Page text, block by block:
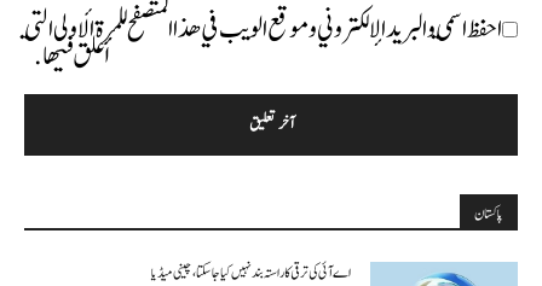
احفظ اسمي والبريد الإلكتروني وموقع الويب في هذا المتصفح للمرة الأولى التي
أعلق فيها.
پاکستان
اے آئی کی ترقی کا راستہ بند نہیں کیا جا سکتا، چینی میڈیا